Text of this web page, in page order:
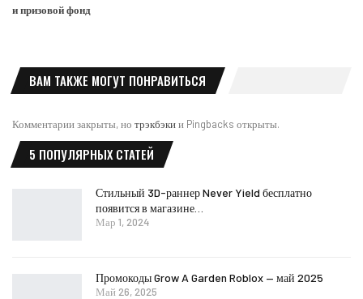
и призовой фонд
ВАМ ТАКЖЕ МОГУТ ПОНРАВИТЬСЯ
Комментарии закрыты, но трэкбэкии Pingbacks открыты.
5 ПОПУЛЯРНЫХ СТАТЕЙ
Стильный 3D-раннер Never Yield бесплатно
появится в магазине…
Мар 1, 2024
Промокоды Grow A Garden Roblox — май 2025
Май 26, 2025